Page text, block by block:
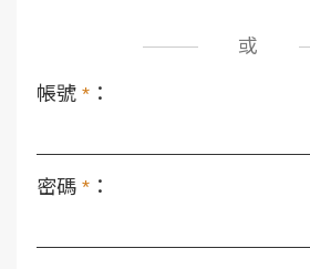
或
帳號 * ：
密碼 * ：